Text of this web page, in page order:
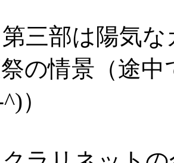
三部は陽気
の情景（途
）